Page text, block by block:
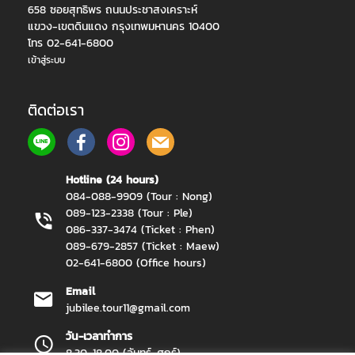
658 ซอยสุทธิพร ถนนประชาสงเคราะห์
แขวง-เขตดินแดง กรุงเทพมหานคร 10400
โทร 02-641-6800
เข้าสู่ระบบ
ติดต่อเรา
Hotline (24 hours)
084-088-9909 (Tour : Nong)
089-123-2338 (Tour : Ple)
086-337-3474 (Ticket : Phen)
089-679-2857 (Ticket : Maew)
02-641-6800 (Office hours)
Email
jubilee.tour11@gmail.com
วัน-เวลาทำการ